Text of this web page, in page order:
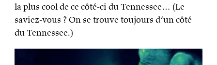
la plus cool de ce côté-ci du Tennessee… (Le
saviez-vous ? On se trouve toujours d’un côté
du Tennessee.)